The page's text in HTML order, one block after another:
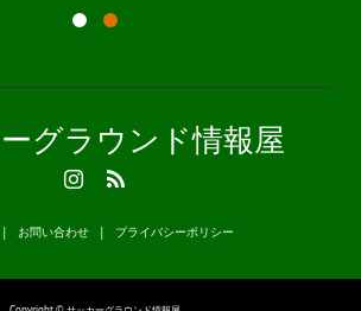
グラウンド情報屋
お問い合わせ プライバシーポリシー